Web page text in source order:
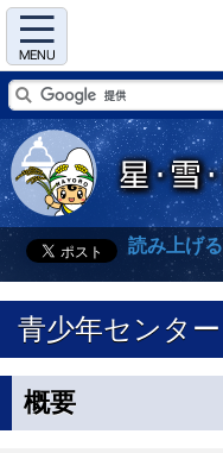
Menu
読み上げる
青少年センター
概要